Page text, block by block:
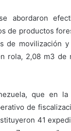
abordaron
de productos
de movilización
rola, 2,08 m3 de
que en
de
41